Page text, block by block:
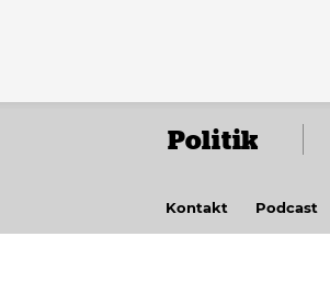
Politik
Kontakt Podcast